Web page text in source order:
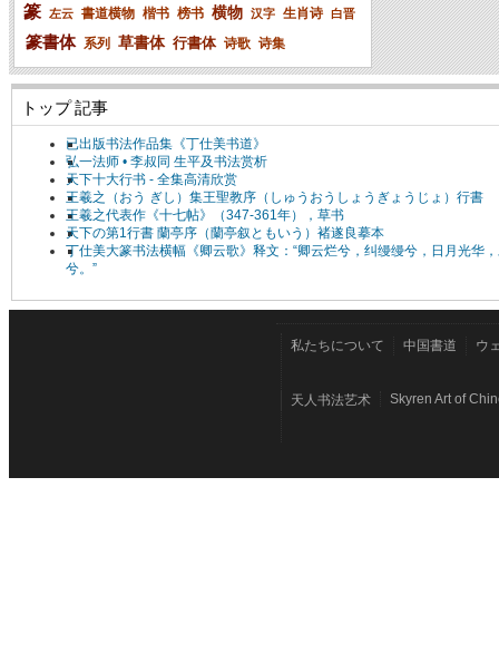
篆 左云 書道横物 楷书 榜书 横物 汉字 生肖诗 白晋
篆書体 系列 草書体 行書体 诗歌 诗集
トップ 記事
已出版书法作品集《丁仕美书道》
弘一法师 • 李叔同 生平及书法赏析
天下十大行书 - 全集高清欣赏
王羲之（おう ぎし）集王聖教序（しゅうおうしょうぎょうじょ）行書
王羲之代表作《十七帖》（347-361年），草书
天下の第1行書 蘭亭序（蘭亭叙ともいう）褚遂良摹本
丁仕美大篆书法横幅《卿云歌》释文：“卿云烂兮，纠缦缦兮，日月光华
兮。”
私たちについて 中国書道 ウ
天人书法艺术 Skyren Art of